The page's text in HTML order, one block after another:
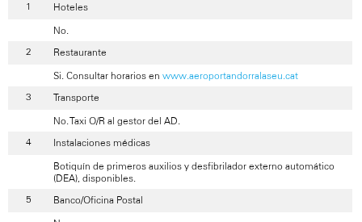
Hoteles
No.
Restaurante
Si. Consultar horarios en www.aeroportandorralaseu.cat
Transporte
No. Taxi O/R al gestor del AD.
Instalaciones médicas
Botiquín de primeros auxilios y desfibrilador externo automático
(DEA), disponibles.
Banco/Oficina Postal